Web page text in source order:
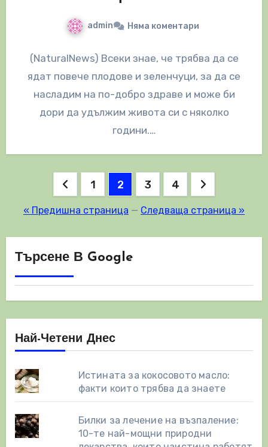
admin Няма коментари
(NaturalNews) Всеки знае, че трябва да се
ядат повече плодове и зеленчуци, за да се
насладим на по-добро здраве и може би
дори да удължим живота си с няколко
години.…
Разделяне
на
публикациите
на
страници
1 2 3 4
« Предишна страница — Следваща страница »
Търсене В Google
Най-Четени Днес
Истината за кокосовото масло:
факти които трябва да знаете
Билки за лечение на възпаление:
10-те най-мощни природни